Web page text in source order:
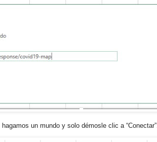
un mundo y solo démosle clic a “Conectar”.